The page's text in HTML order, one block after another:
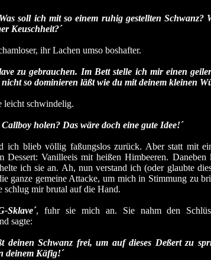
soll ich mit so einem ruhig gestellten Schwanz?
Keuschheit?´
ihr Lachen umso boshafter.
zu gebrauchen. Im Bett stelle ich mir einen
so dominieren läßt wie du mit deinem kleinen
leicht schwindelig.
holen? Das wäre doch eine gute Idee!´
ich blieb völlig faßungslos zurück. Aber statt mit
Vanilleeis mit heißen Himbeeren. Daneben
ich sie an. Ah, nun verstand ich (oder glaubte
ganze gemeine Attacke, um mich in Stimmung zu
schlug mir brutal auf die Hand.
Sklave´, fuhr sie mich an. Sie nahm den
sagte:
deinen Schwanz frei, um auf dieses Deßert zu
deinem Käfig!´